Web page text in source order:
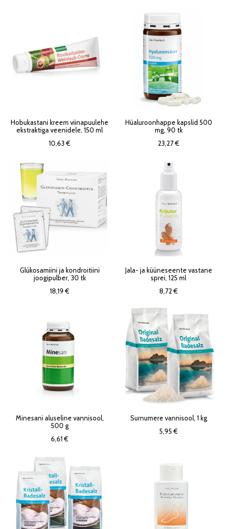
Hobukastani kreem viinapuulehe
ekstraktiga veenidele, 150 ml
10,63 €
Hüaluroonhappe kapslid 500
mg, 90 tk
23,27 €
Glükosamiini ja kondroitiini
joogipulber, 30 tk
18,19 €
Jala- ja küüneseente vastane
sprei, 125 ml
8,72 €
Minesani aluseline vannisool,
500 g
6,61 €
Surnumere vannisool, 1 kg
5,95 €